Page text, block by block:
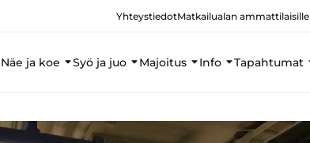
YhteystiedotMatkailualan ammattilaisille
Näe ja koe Syö ja juo Majoitus Info Tapahtumat